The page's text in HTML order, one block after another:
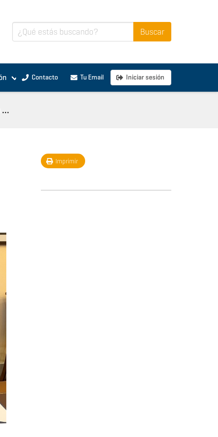
Contacto Tu Email Iniciar sesión
Imprimir